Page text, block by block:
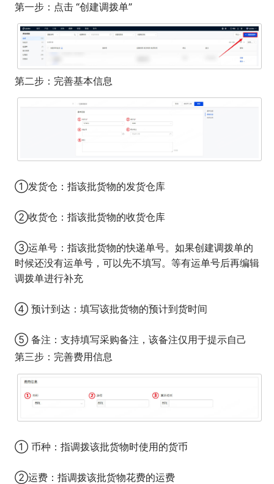
第一步：点击 “创建调拨单”
第二步：完善基本信息
①发货仓：指该批货物的发货仓库
②收货仓：指该批货物的收货仓库
③运单号：指该批货物的快递单号。如果创建调拨单的
时候还没有运单号，可以先不填写。等有运单号后再编辑
调拨单进行补充
④ 预计到达：填写该批货物的预计到货时间
⑤ 备注：支持填写采购备注，该备注仅用于提示自己
第三步：完善费用信息
① 币种：指调拨该批货物时使用的货币
②运费：指调拨该批货物花费的运费